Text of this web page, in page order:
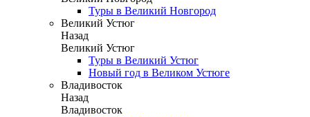
Туры в Великий Новгород
Великий Устюг
Назад
Великий Устюг
Туры в Великий Устюг
Новый год в Великом Устюге
Владивосток
Назад
Владивосток